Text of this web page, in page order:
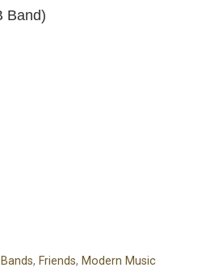
Band)
Bands, Friends, Modern Music